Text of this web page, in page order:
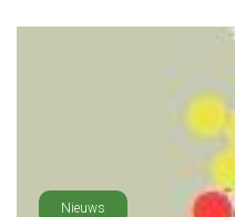
Nieuws